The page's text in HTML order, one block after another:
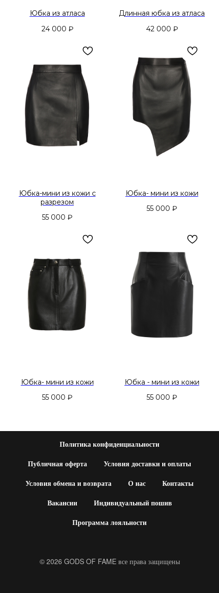
Юбка из атласа
24 000 ₽
Длинная юбка из атласа
42 000 ₽
Юбка-мини из кожи с
разрезом
55 000 ₽
Юбка- мини из кожи
55 000 ₽
Юбка- мини из кожи
55 000 ₽
Юбка - мини из кожи
55 000 ₽
Политика конфиденциальности
Публичная оферта
Условия доставки и оплаты
Условия обмена и возврата
О нас
Контакты
Вакансии
Индивидуальный пошив
Программа лояльности
© 2026 GODS OF FAME все права защищены